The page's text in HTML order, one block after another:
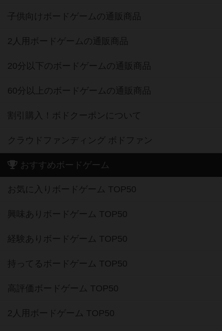
子供向けボードゲームの通販商品
2人用ボードゲームの通販商品
20分以下のボードゲームの通販商品
60分以上のボードゲームの通販商品
割引購入！ボドクーポンについて
クラウドファンディング ボドファン
おすすめボードゲーム
お気に入りボードゲーム TOP50
興味ありボードゲーム TOP50
経験ありボードゲーム TOP50
持ってるボードゲーム TOP50
高評価ボードゲーム TOP50
2人用ボードゲーム TOP50